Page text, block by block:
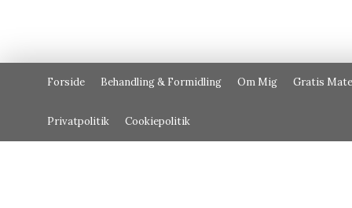
Forside Behandling & Formidling Om Mig Gratis
Privatpolitik Cookiepolitik